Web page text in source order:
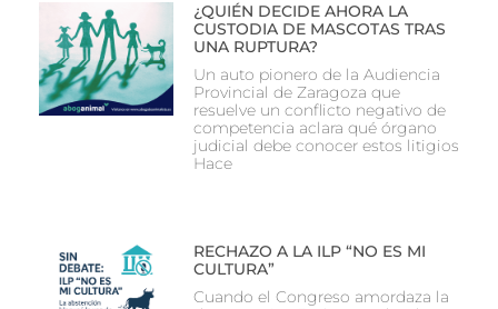
¿QUIÉN DECIDE AHORA LA
CUSTODIA DE MASCOTAS TRAS
UNA RUPTURA?
Un auto pionero de la Audiencia
Provincial de Zaragoza que
resuelve un conflicto negativo de
competencia aclara qué órgano
judicial debe conocer estos litigios
Hace
RECHAZO A LA ILP “NO ES MI
CULTURA”
Cuando el Congreso amordaza la